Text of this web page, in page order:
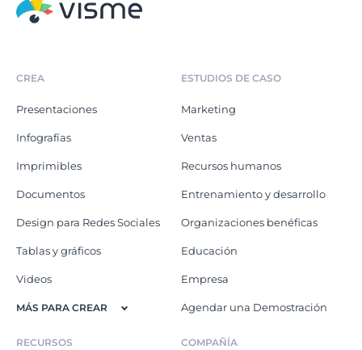
CREA
Presentaciones
Infografías
Imprimibles
Documentos
Design para Redes Sociales
Tablas y gráficos
Videos
MÁS PARA CREAR
ESTUDIOS DE CASO
Marketing
Ventas
Recursos humanos
Entrenamiento y desarrollo
Organizaciones benéficas
Educación
Empresa
Agendar una Demostración
RECURSOS COMPAÑÍA